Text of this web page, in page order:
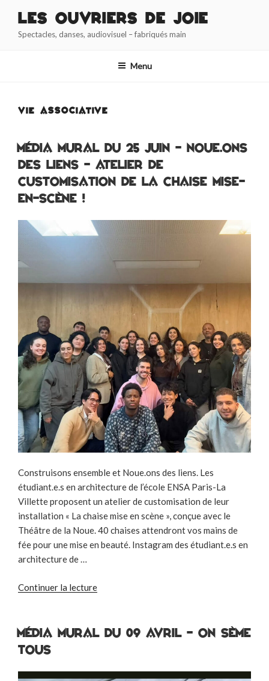
contenu
Les Ouvriers de Joie
Spectacles, danses, audiovisuel – fabriqués main
Menu
VIE ASSOCIATIVE
Média Mural du 25 juin – noue.ons
des liens – Atelier de
customisation de la chaise mise-
en-scène !
Construisons ensemble et Noue.ons des liens. Les
étudiant.e.s en architecture de l’école ENSA Paris-La
Villette proposent un atelier de customisation de leur
installation « La chaise mise en scène », conçue avec le
Théâtre de la Noue. 40 chaises attendront vos mains de
fée pour une mise en beauté. Instagram des étudiant.e.s en
architecture de …
Continuer la lecturede
du
–
Média Mural du 09 avril – On sème
tous